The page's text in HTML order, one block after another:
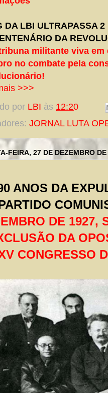
DA LBI ULTRAPASSA
DA
militante viva
no combate pela
>>>
por LBI às 12:20
JORNAL LUTA
FEIRA, 27 DE DEZEMBRO
ANOS DA
DE 1927,
DA
CONGRESSO